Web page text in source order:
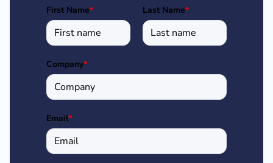
First Name* Last Name*
Company*
Email*